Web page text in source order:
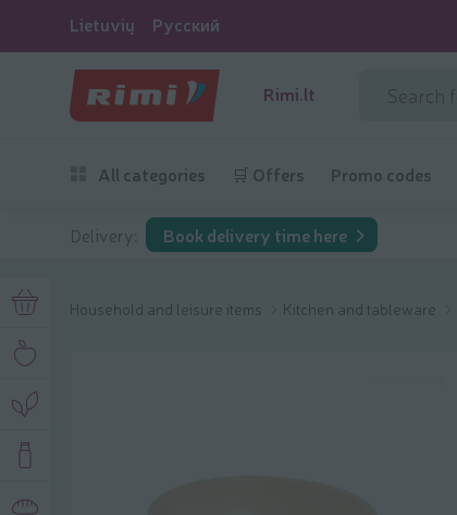
Lietuvių Русский
Rimi.lt
All categories 🛒 Offers Promo codes
Delivery: Book delivery time here
Household and leisure items Kitchen and tableware